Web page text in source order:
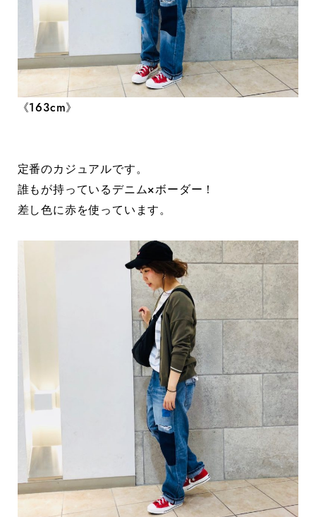
《163cm》
定番のカジュアルです。
誰もが持っているデニム×ボーダー！
差し色に赤を使っています。